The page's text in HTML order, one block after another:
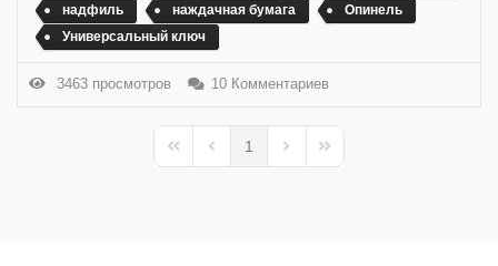
надфиль
наждачная бумага
Опинель
Универсальный ключ
3463 просмотров 10 Комментариев
First PagePrevious Page
1
Next PageLast Page